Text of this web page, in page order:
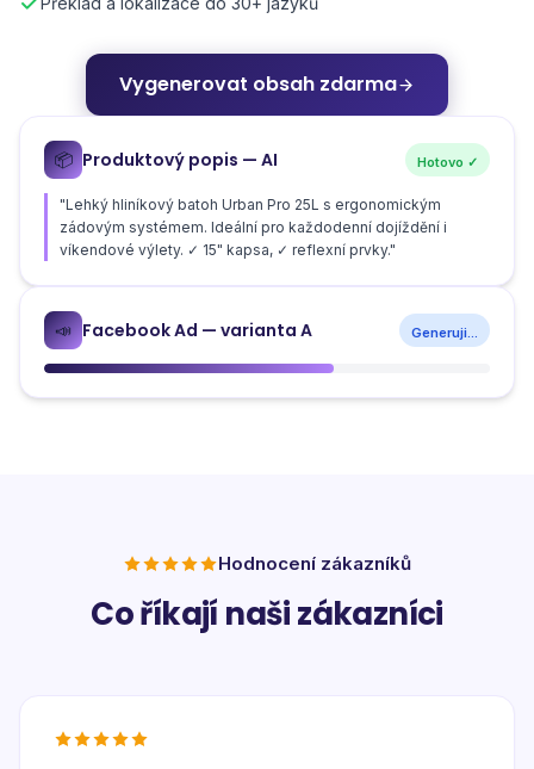
Vygenerovat obsah zdarma
📦 Produktový popis — AI Hotovo ✓
"Lehký hliníkový batoh Urban Pro 25L s ergonomickým
zádovým systémem. Ideální pro každodenní dojíždění i
víkendové výlety. ✓ 15" kapsa, ✓ reflexní prvky."
📣 Facebook Ad — varianta A Generuji...
Hodnocení zákazníků
Co říkají naši zákazníci